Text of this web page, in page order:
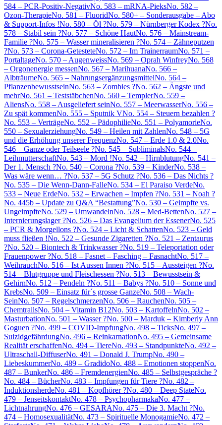
584 – PCR-Positiv-NegativNo. 583 – mRNA-PieksNo. 582 –
Ozon-TherapieNo. 581 – FluoridNo. 580+ – Sonderausgabe – Abo
& Support-Infos !No. 580 – Öl ?No. 579 – Nürnberger Kodex ?No.
578 – Stabil sein ?No. 577 – Schöne HautNo. 576 – Mainstream-
Familie ?No. 575 – Wasser mineralisieren ?No. 574 – Zähneputzen
?No. 573 – Corona-GetesteteNo. 572 – Im TrainerraumNo. 571 –
PortaltageNo. 570 – AugenweissNo. 569 – Oprah WinfreyNo. 568
– Orgonenergie messenNo. 567 – MarihuanaNo. 566 –
AlbträumeNo. 565 – NahrungsergänzungsmittelNo. 564 –
PflanzenbewusstseinNo. 563 – Zombies ?No. 562 – Ängste und
mehrNo. 561 – TeststäbchenNo. 560 – TemplerNo. 559 –
AliensNo. 558 – Ausgeliefert seinNo. 557 – MeerwasserNo. 556 –
Zu spät kommenNo. 555 – Sputnik VNo. 554 – Steuern bezahlen ?
No. 553 – VerträgeNo. 552 – PädophilieNo. 551 – PolyamorieNo.
550 – SexualerziehungNo. 549 – Heilen mit ZahlenNo. 548 – 5G
und die Erhöhung unserer FrequenzNo. 547 – Erde 1.0 & 2.0No.
546 – Ganze oder Teilseele ?No. 545 – SubliminalsNo. 544 –
LeihmutterschaftNo. 543 – Mord !No. 542 – HirnblutungNo. 541 –
Der 1. Mensch ?No. 540 – Corona ?No. 539 – KinderNo. 538 –
Was wäre wenn… ?No. 537 – 5G Schutz ?No. 536 – Das Nichts ?
No. 535 – Die Wenn-Dann-FalleNo. 534 – El Paraiso VerdeNo.
533 – Neue ErdeNo. 532 – Erwachen – Impfen ?No. 531 – Noah ?
No. 445b – Update zu Q&A “Bestattung”No. 530 – Geimpfte vs.
UngeimpfteNo. 529 – UmwandelnNo. 528 – Med-BettenNo. 527 –
Internierungslager ?No. 526 – Das Evangelium der EssenerNo. 525
– PCR & Morgellons ?No. 524 – Licht & SchattenNo. 523 – Geld
muss fließen !No. 522 – Gesunde Zigaretten ?No. 521 – Zentaurus
?No. 520 – Biontech & Trinkwasser ?No. 519 – Teleportation oder
Frauenpower ?No. 518 – Fasnet – Fasching – FasnachtNo. 517 –
WeihrauchNo. 516 – Ist Aussen Innen ?No. 515 – Aussteigen ?No.
514 – Blutgruppe und Fleischessen ?No. 513 – Bewusstsein &
GehirnNo. 512 – Pendeln ?No. 511 – Babys ?No. 510 – Sonne und
KrebsNo. 509 – Einsatz für´s grosse GanzeNo. 508 – Wach-
SeinNo. 507 – RegelschmerzenNo. 506 – RauchenNo. 505 –
ChemtrailsNo. 504 – Vitamin B12No. 503 – KartoffelnNo. 502 –
MasturbationNo. 501 – Wasser ?No. 500 – Marduk – Kimberly Ann
Goguen ?No. 499 – COVID-ImpfungNo. 498 – TicksNo. 497 –
SuizidgefährdungNo. 496 – ReinkarnationNo. 495 – Gemeinsame
Realität erschaffenNo. 494 – TiereNo. 493 – StandpunkteNo. 492 –
Ultraschall-DiffuserNo. 491 – Donald J. TrumpNo. 490 –
LiebeskummerNo. 489 – GradidoNo. 488 – Emotionen stoppenNo.
487 – BunkerNo. 486 – FremdenergienNo. 485 – Selbstgespräche ?
No. 484 – BücherNo. 483 – Impfungen für Tiere ?No. 482 –
InduktionsherdeNo. 481 – Kopfhörer ?No. 480 – Deep StateNo.
479 – JenseitskontaktNo. 478 – PsychopharmakaNo. 477 –
LichtnahrungNo. 476 – GESARANo. 475 – Die 3. Macht ?No.
474 – HomosexualitätNo. 473 – Spirituelle MonogamieNo. 472 –